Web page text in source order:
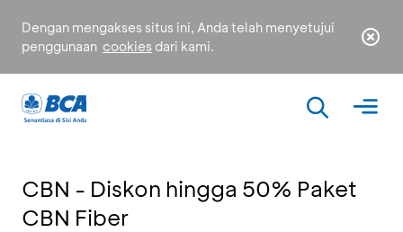
Dengan mengakses situs ini, Anda telah menyetujui
penggunaan cookies dari kami.
CBN - Diskon hingga 50% Paket
CBN Fiber